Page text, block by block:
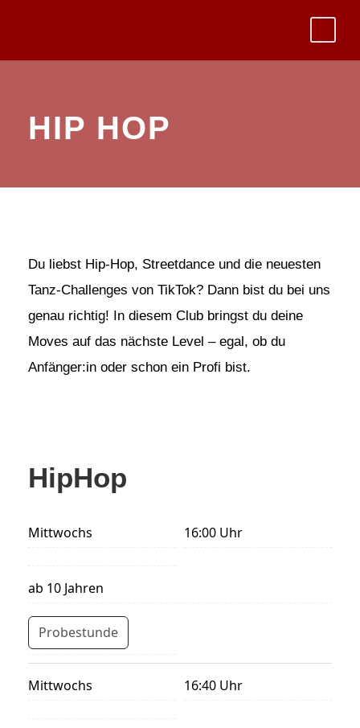
HIP HOP
Du liebst Hip-Hop, Streetdance und die neuesten
Tanz-Challenges von TikTok? Dann bist du bei uns
genau richtig! In diesem Club bringst du deine
Moves auf das nächste Level – egal, ob du
Anfänger:in oder schon ein Profi bist.
HipHop
Mittwochs 16:00 Uhr
ab 10 Jahren
Probestunde
Mittwochs 16:40 Uhr